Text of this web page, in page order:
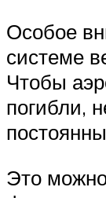
Особое
системе
Чтобы
погибли,
Это